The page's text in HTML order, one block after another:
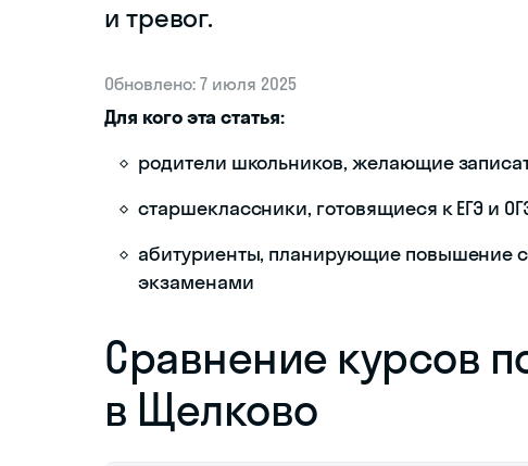
и тревог.
Обновлено: 7 июля 2025
Для кого эта статья:
родители школьников, желающие
старшеклассники, готовящиеся к ЕГЭ и
абитуриенты, планирующие повышение
экзаменами
Сравнение курсов
в Щелково